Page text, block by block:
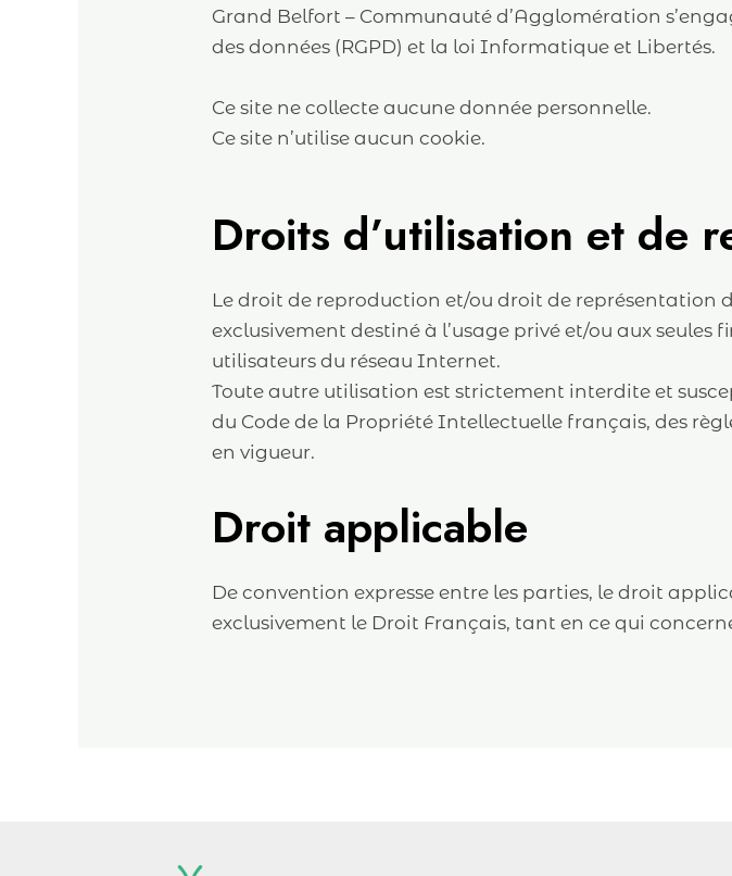
Grand Belfort – Communauté d’Agglomération
des données (RGPD) et la loi Informatique et Libertés.
Ce site ne collecte aucune donnée personnelle.
Ce site n’utilise aucun cookie.
Droits d’utilisation et de
Le droit de reproduction et/ou droit de représentation
exclusivement destiné à l’usage privé et/ou aux
utilisateurs du réseau Internet.
Toute autre utilisation est strictement interdite et
du Code de la Propriété Intellectuelle français, des
en vigueur.
Droit applicable
De convention expresse entre les parties, le droit
exclusivement le Droit Français, tant en ce qui